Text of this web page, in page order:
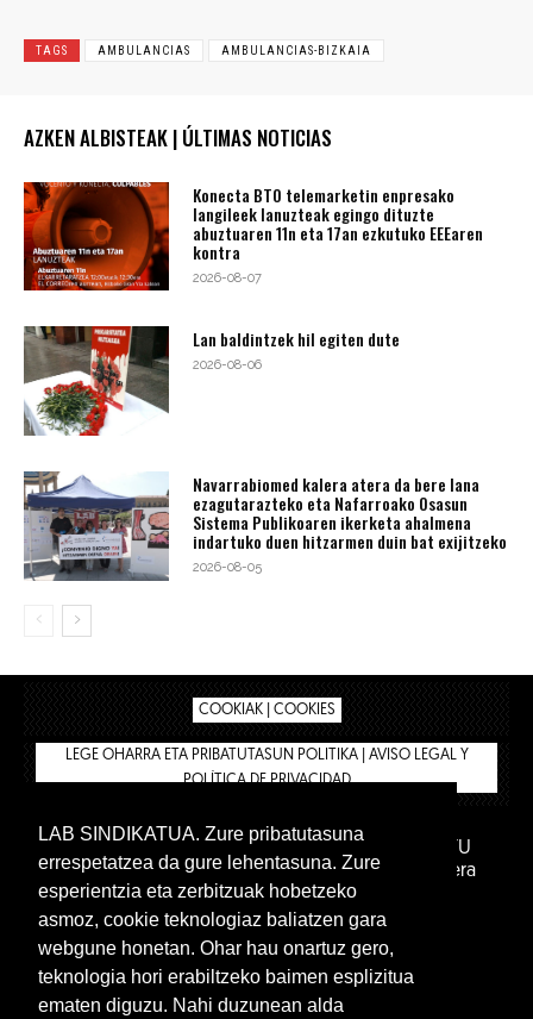
TAGS AMBULANCIAS AMBULANCIAS-BIZKAIA
AZKEN ALBISTEAK | ÚLTIMAS NOTICIAS
Konecta BTO telemarketin enpresako
langileek lanuzteak egingo dituzte
abuztuaren 11n eta 17an ezkutuko EEEaren
kontra
2026-08-07
Lan baldintzek hil egiten dute
2026-08-06
Navarrabiomed kalera atera da bere lana
ezagutarazteko eta Nafarroako Osasun
Sistema Publikoaren ikerketa ahalmena
indartuko duen hitzarmen duin bat exijitzeko
2026-08-05
COOKIAK | COOKIES
LEGE OHARRA ETA PRIBATUTASUN POLITIKA | AVISO LEGAL Y
POLÍTICA DE PRIVACIDAD
IPAR HEGOA FUNDAZIOA
AFILIATU
DENDA
BARNE GUNEA 🔑 Euskara Gaztelera
LAB SINDIKATUA. Zure pribatutasuna
errespetatzea da gure lehentasuna. Zure
esperientzia eta zerbitzuak hobetzeko
asmoz, cookie teknologiaz baliatzen gara
webgune honetan. Ohar hau onartuz gero,
teknologia hori erabiltzeko baimen esplizitua
ematen diguzu. Nahi duzunean alda